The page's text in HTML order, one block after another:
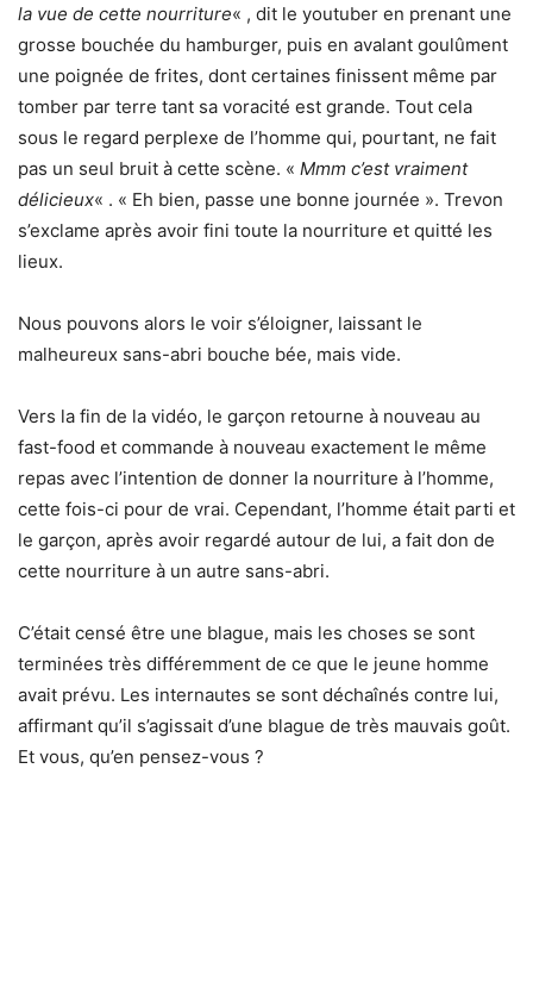
la vue de cette nourriture« , dit le youtuber en prenant une
grosse bouchée du hamburger, puis en avalant goulûment
une poignée de frites, dont certaines finissent même par
tomber par terre tant sa voracité est grande. Tout cela
sous le regard perplexe de l’homme qui, pourtant, ne fait
pas un seul bruit à cette scène. « Mmm c’est vraiment
délicieux« . « Eh bien, passe une bonne journée ». Trevon
s’exclame après avoir fini toute la nourriture et quitté les
lieux.
Nous pouvons alors le voir s’éloigner, laissant le
malheureux sans-abri bouche bée, mais vide.
Vers la fin de la vidéo, le garçon retourne à nouveau au
fast-food et commande à nouveau exactement le même
repas avec l’intention de donner la nourriture à l’homme,
cette fois-ci pour de vrai. Cependant, l’homme était parti et
le garçon, après avoir regardé autour de lui, a fait don de
cette nourriture à un autre sans-abri.
C’était censé être une blague, mais les choses se sont
terminées très différemment de ce que le jeune homme
avait prévu. Les internautes se sont déchaînés contre lui,
affirmant qu’il s’agissait d’une blague de très mauvais goût.
Et vous, qu’en pensez-vous ?